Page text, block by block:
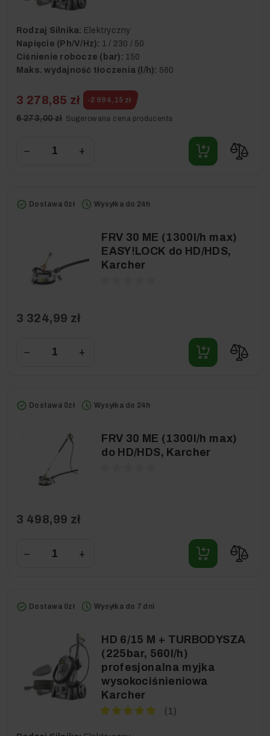
Rodzaj Silnika: Elektryczny
Napięcie (Ph/V/Hz): 1 / 230 / 50
Ciśnienie robocze (bar): 150
Maks. wydajność tłoczenia (l/h): 560
3 278,85 zł -2 994,15 zł
6 273,00 zł Sugerowana cena producenta
− +
Dostawa 0zł Wysyłka do 24h
FRV 30 ME (1300l/h max)
EASY!LOCK do HD/HDS,
Karcher
3 324,99 zł
− +
Dostawa 0zł Wysyłka do 24h
FRV 30 ME (1300l/h max)
do HD/HDS, Karcher
3 498,99 zł
− +
Dostawa 0zł Wysyłka do 7 dni
HD 6/15 M + TURBODYSZA
(225bar, 560l/h)
profesjonalna myjka
wysokociśnieniowa
Karcher
(1)